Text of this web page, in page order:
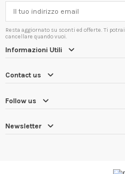
Resta aggiornato su sconti ed offerte. Ti potrai
cancellare quando vuoi.
Informazioni Utili
Contact us
Follow us
Newsletter